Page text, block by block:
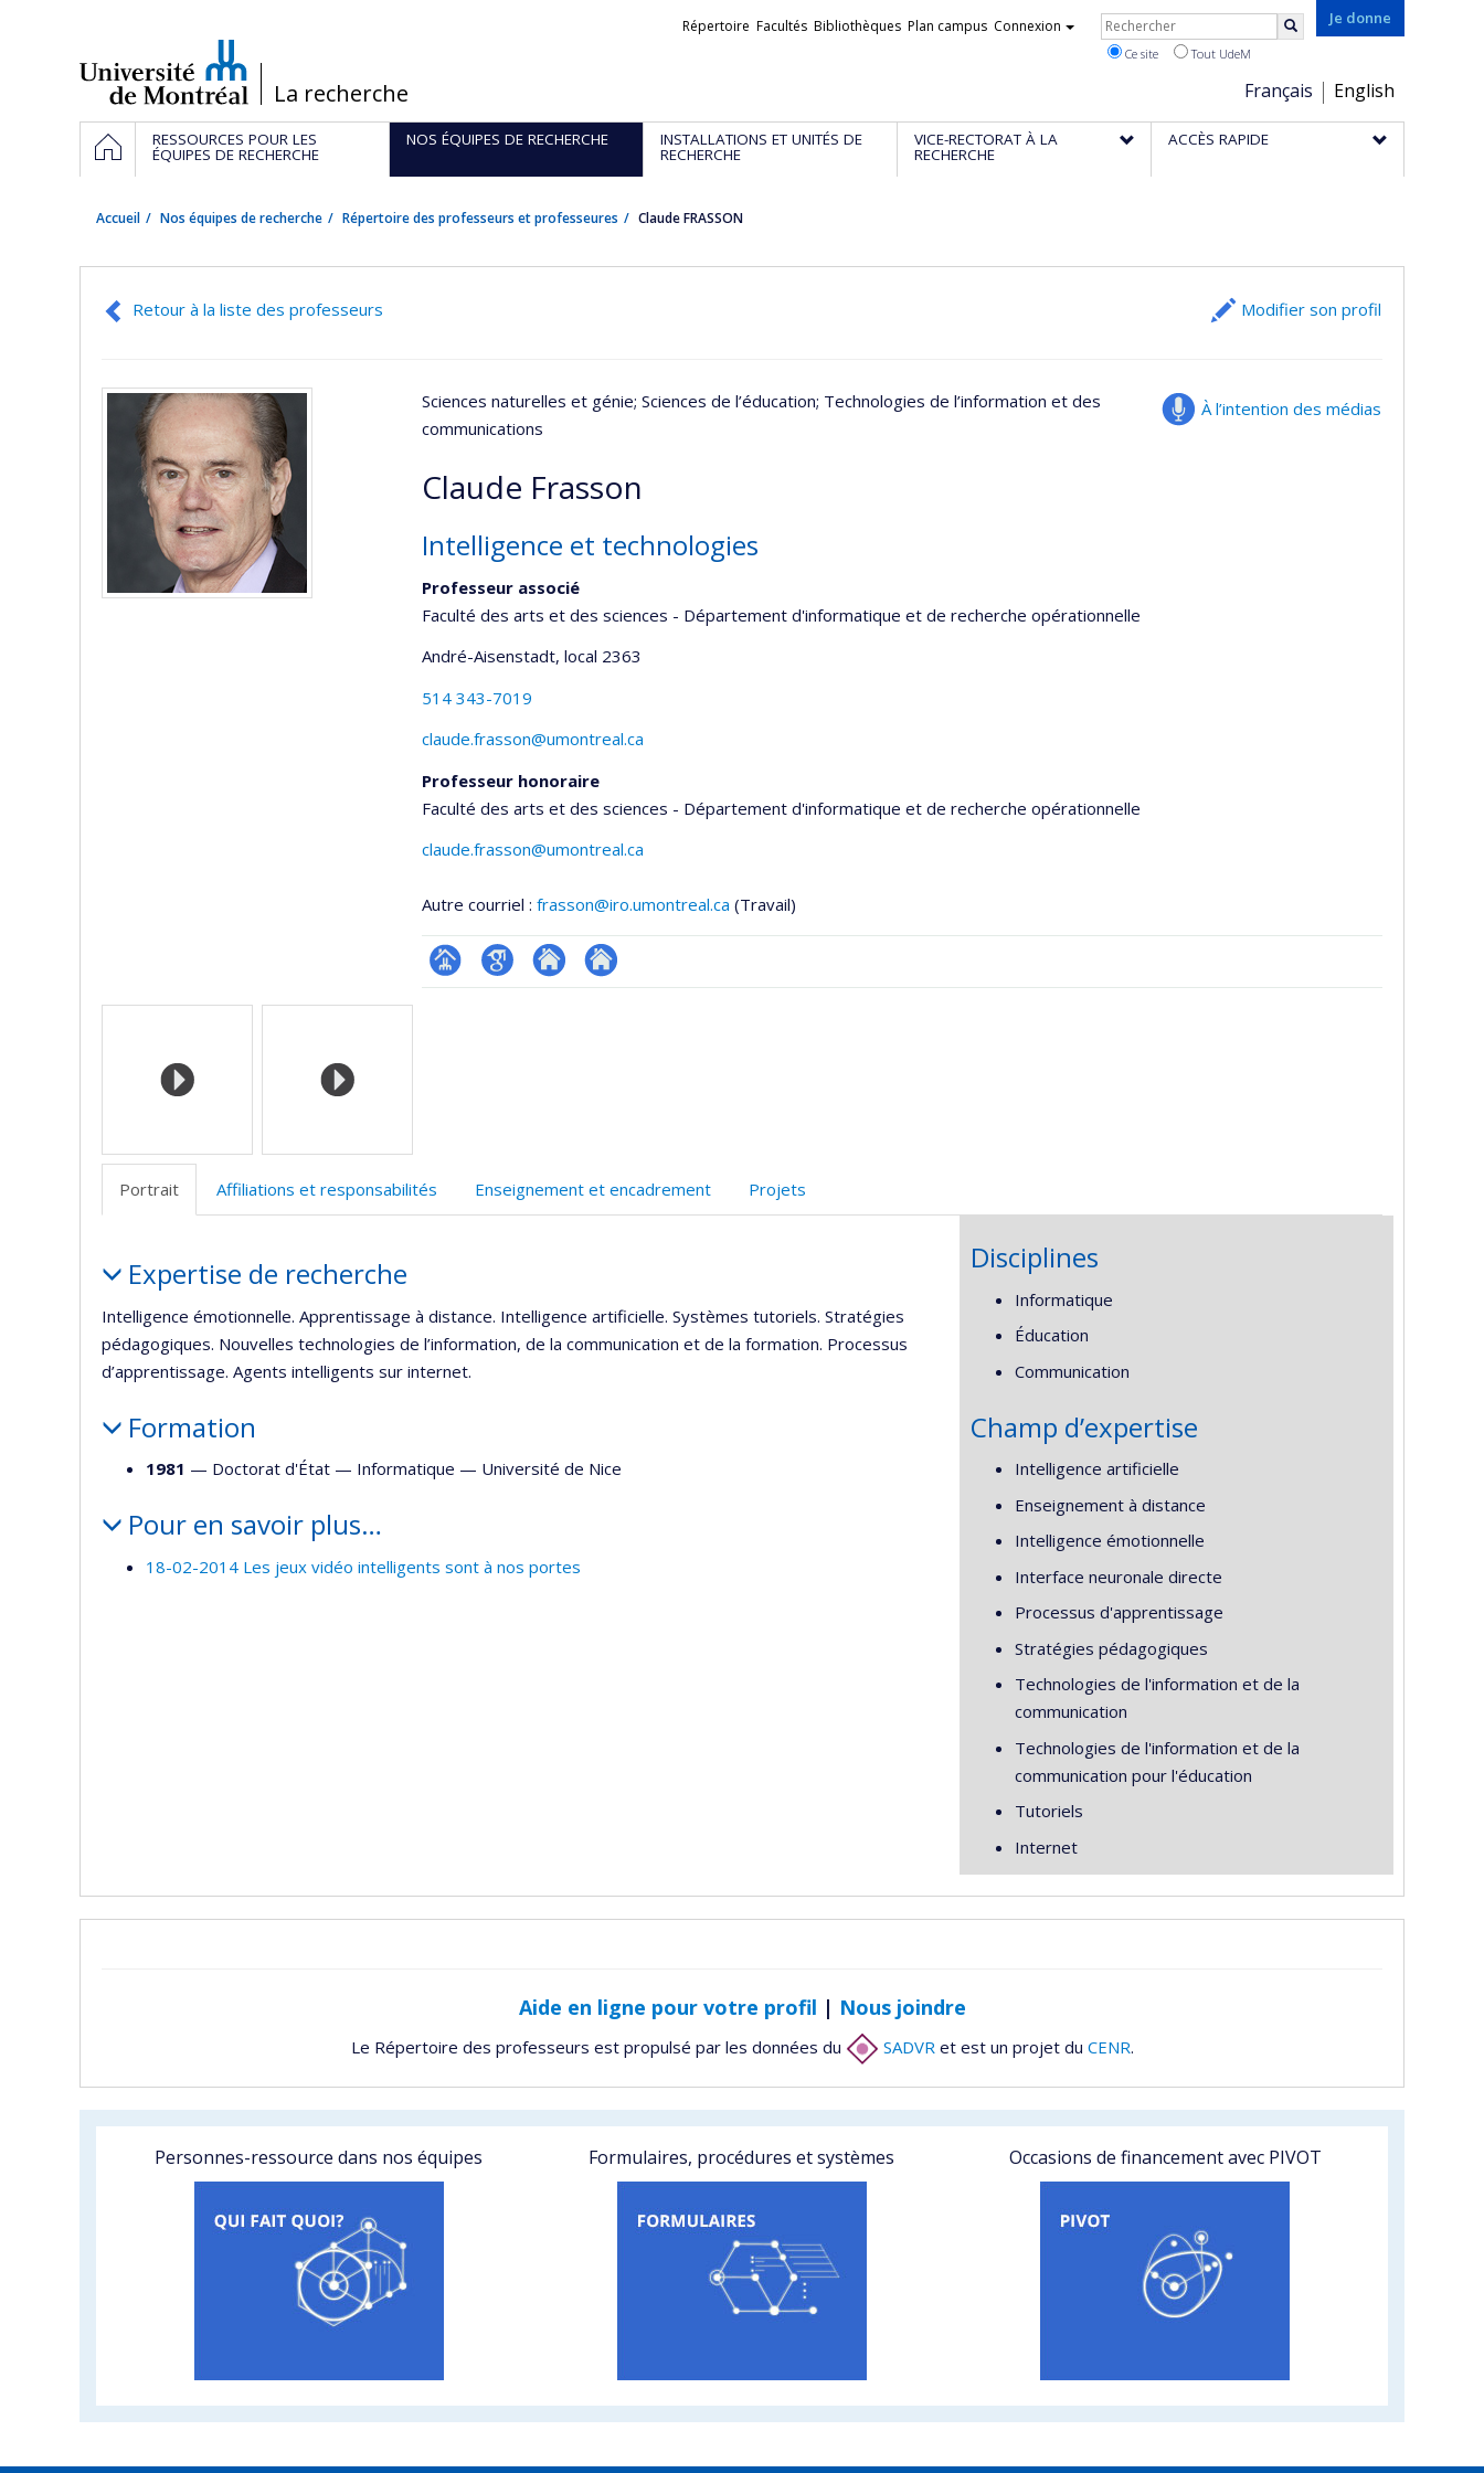
/La recherche
Je donne
Choix
de
la
Français English
Liens
Répertoire Facultés Bibliothèques Plan campus Connexion Rechercher
Ce site Tout UdeM
Navigation
principale
ACCUEILRESSOURCES POUR LES
ÉQUIPES DE RECHERCHE
NOS ÉQUIPES DE RECHERCHE INSTALLATIONS ET UNITÉS DE
RECHERCHE
VICE-RECTORAT À LA
RECHERCHE
ACCÈS RAPIDE
Accueil Nos équipes de recherche Répertoire des professeurs et professeures Claude FRASSON
Retour à la liste des professeurs Modifier son profil
À l’intention des médias
Sciences naturelles et génie; Sciences de l’éducation; Technologies de l’information et des
communications
Claude Frasson
Intelligence et technologies
Professeur associé
Faculté des arts et des sciences - Département d'informatique et de recherche opérationnelle
André-Aisenstadt, local 2363
514 343-7019
claude.frasson@umontreal.ca
Professeur honoraire
Faculté des arts et des sciences - Département d'informatique et de recherche opérationnelle
claude.frasson@umontreal.ca
Autre courriel : frasson@iro.umontreal.ca (Travail)
Page GoogleAutre Autre
Médias
Portrait Affiliations et responsabilités Enseignement et encadrement Projets
Expertise de recherche
Intelligence émotionnelle. Apprentissage à distance. Intelligence artificielle. Systèmes tutoriels. Stratégies
pédagogiques. Nouvelles technologies de l’information, de la communication et de la formation. Processus
d’apprentissage. Agents intelligents sur internet.
Formation
1981 — Doctorat d'État — Informatique — Université de Nice
Pour en savoir plus…
18-02-2014 Les jeux vidéo intelligents sont à nos portes
Disciplines
Informatique
Éducation
Communication
Champ d’expertise
Intelligence artificielle
Enseignement à distance
Intelligence émotionnelle
Interface neuronale directe
Processus d'apprentissage
Stratégies pédagogiques
Technologies de l'information et de la
communication
Technologies de l'information et de la
communication pour l'éducation
Tutoriels
Internet
Aide en ligne pour votre profil | Nous joindre
Le Répertoire des professeurs est propulsé par les données du SADVRet est un projet du CENR.
Personnes-ressource dans nos équipes Formulaires, procédures et systèmes Occasions de financement avec PIVOT